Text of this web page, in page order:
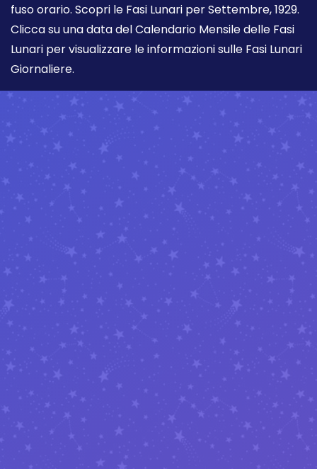
fuso orario. Scopri le Fasi Lunari per Settembre, 1929.
Clicca su una data del Calendario Mensile delle Fasi
Lunari per visualizzare le informazioni sulle Fasi Lunari
Giornaliere.